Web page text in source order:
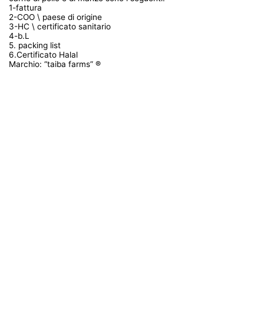
1-fattura
2-COO \ paese di origine
3-HC \ certificato sanitario
4-b.L
5. packing list
6.Certificato Halal
Marchio: “taiba farms” ®